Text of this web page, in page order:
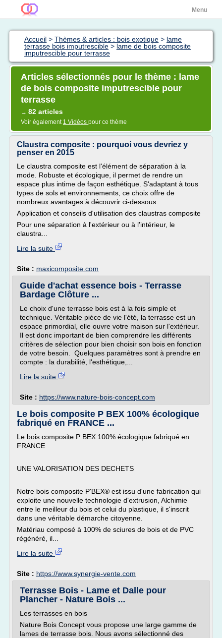
Menu
Accueil > Thèmes & articles : bois exotique > lame
terrasse bois imputrescible > lame de bois composite
imputrescible pour terrasse
Articles sélectionnés pour le thème : lame
de bois composite imputrescible pour
terrasse
→ 82 articles
Voir également 1 Vidéos pour ce thème
Claustra composite : pourquoi vous devriez y
penser en 2015
Le claustra composite est l'élément de séparation à la
mode. Robuste et écologique, il permet de rendre un
espace plus intime de façon esthétique. S'adaptant à tous
types de sols et environnements, ce choix offre de
nombreux avantages à découvrir ci-dessous.
Application et conseils d'utilisation des claustras composite
Pour une séparation à l'extérieur ou à l'intérieur, le
claustra...
Lire la suite
Site : maxicomposite.com
Guide d'achat essence bois - Terrasse
Bardage Clôture ...
Le choix d'une terrasse bois est à la fois simple et
technique. Véritable pièce de vie l'été, la terrasse est un
espace primordial, elle ouvre votre maison sur l'extérieur.
Il est donc important de bien comprendre les différents
critères de sélection pour bien choisir son bois en fonction
de votre besoin. Quelques paramètres sont à prendre en
compte : la durabilité, l'esthétique,...
Lire la suite
Site : https://www.nature-bois-concept.com
Le bois composite P BEX 100% écologique
fabriqué en FRANCE ...
Le bois composite P BEX 100% écologique fabriqué en
FRANCE
UNE VALORISATION DES DECHETS
Notre bois composite P'BEX® est issu d'une fabrication qui
exploite une nouvelle technologie d'extrusion, Alchimie
entre le meilleur du bois et celui du plastique, il s'inscrit
dans une véritable démarche citoyenne.
Matériau composé à 100% de sciures de bois et de PVC
régénéré, il...
Lire la suite
Site : https://www.synergie-vente.com
Terrasse Bois - Lame et Dalle pour
Plancher - Nature Bois ...
Les terrasses en bois
Nature Bois Concept vous propose une large gamme de
lames de terrasse bois. Nous avons sélectionné des